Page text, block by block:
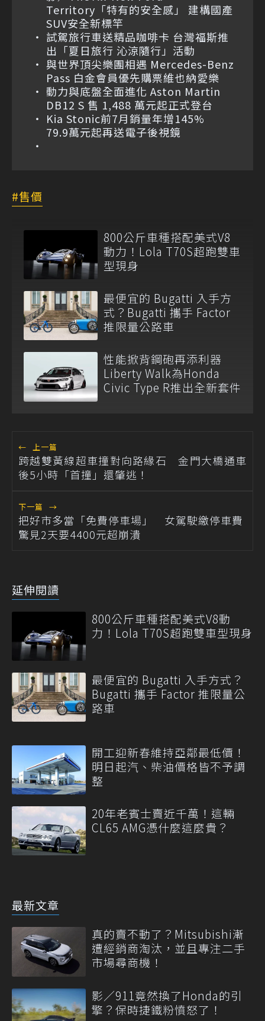
Territory「特有的安全感」 建構國產
SUV安全新標竿
試駕旅行車送精品咖啡卡 台灣福斯推
出「夏日旅行 沁涼隨行」活動
與世界頂尖樂團相遇 Mercedes-Benz
Pass 白金會員優先購票維也納愛樂
動力與底盤全面進化 Aston Martin
DB12 S 售 1,488 萬元起正式登台
Kia Stonic前7月銷量年增145%
79.9萬元起再送電子後視鏡
售價
800公斤車種搭配美式V8
動力！Lola T70S超跑雙車
型現身
最便宜的 Bugatti 入手方
式？Bugatti 攜手 Factor
推限量公路車
性能掀背鋼砲再添利器
Liberty Walk為Honda
Civic Type R推出全新套件
← 上一篇
跨越雙黃線超車撞對向路緣石 金門大橋通車
後5小時「首撞」還肇逃！
下一篇 →
把好市多當「免費停車場」 女駕駛繳停車費
驚見2天要4400元超崩潰
延伸閱讀
800公斤車種搭配美式V8動
力！Lola T70S超跑雙車型現身
最便宜的 Bugatti 入手方式？
Bugatti 攜手 Factor 推限量公
路車
開工迎新春維持亞鄰最低價！
明日起汽、柴油價格皆不予調
整
20年老賓士賣近千萬！這輛
CL65 AMG憑什麼這麼貴？
最新文章
真的賣不動了？Mitsubishi漸
遭經銷商淘汰，並且專注二手
市場尋商機！
影／911竟然換了Honda的引
擎？保時捷鐵粉憤怒了！